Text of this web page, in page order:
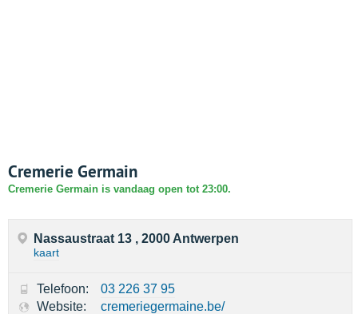
Cremerie Germain
Cremerie Germain is vandaag open tot 23:00.
Nassaustraat 13 , 2000 Antwerpen
kaart
Telefoon:
03 226 37 95
Website:
cremeriegermaine.be/